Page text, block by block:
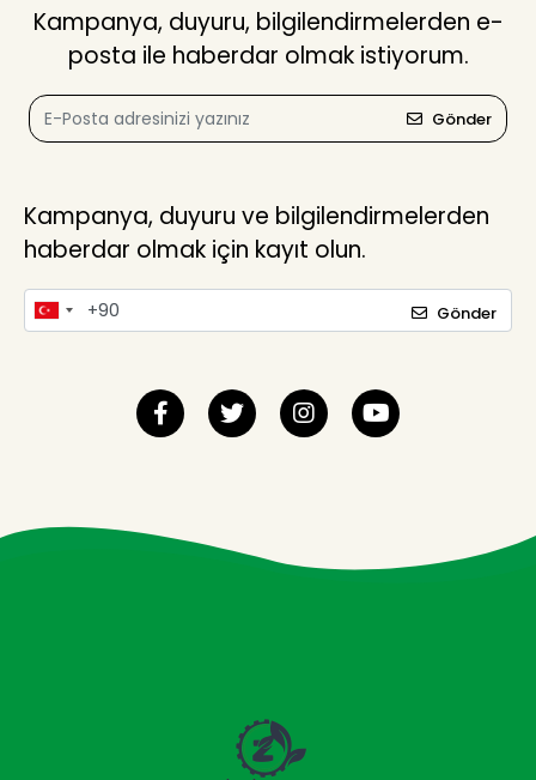
Kampanya, duyuru, bilgilendirmelerden e-
posta ile haberdar olmak istiyorum.
Gönder
Kampanya, duyuru ve bilgilendirmelerden
haberdar olmak için kayıt olun.
Gönder